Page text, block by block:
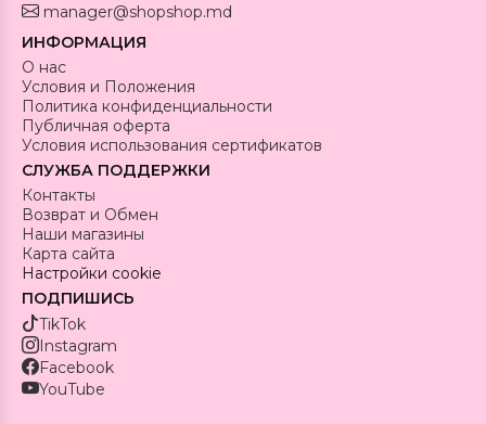
manager@shopshop.md
ИНФОРМАЦИЯ
О нас
Условия и Положения
Политика конфиденциальности
Публичная оферта
Условия использования сертификатов
СЛУЖБА ПОДДЕРЖКИ
Контакты
Возврат и Обмен
Наши магазины
Карта сайта
Настройки cookie
ПОДПИШИСЬ
TikTok
Instagram
Facebook
YouTube